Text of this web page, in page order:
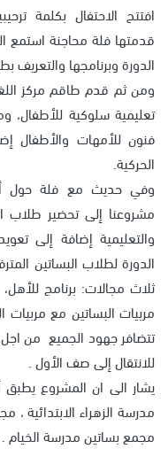
افتتح الاحتفال بكلمة
قدمتها فلة محاجنة
الدورة وبرنامجها والتعريف
ومن ثم قدم طاقم مركز
تعليمية سلوكية
فنون للأمهات والأطفال
الحركية.
وفي حديث مع فلة حول
مشروعنا إلى تحضير طلاب
والتعليمية إضافة إلى
الدورة لطلاب البساتين
ثلاث مجالات: برنامج
مربيات البساتين مع
تتضافر جهود الجميع من
للانتقال إلى صف الأول .
يشار الى ان المشروع
مدرسة الزهراء الابتدائية
مجمع بساتين مدرسة الخيام .